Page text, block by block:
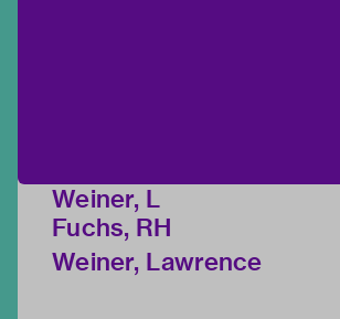
Weiner, L
Fuchs, RH
Weiner, Lawrence